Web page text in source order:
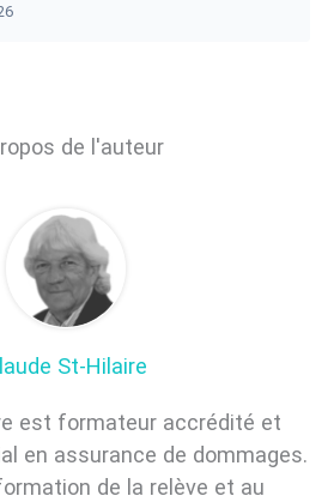
de l'auteur
St-Hilaire
est formateur accrédité et
en assurance de dommages.
de la relève et au